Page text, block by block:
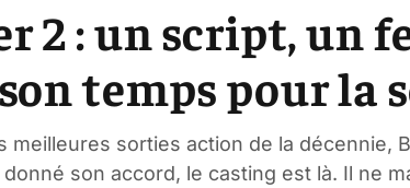
2 : un script, un
temps pour la
meilleures sorties action de la décennie,
son accord, le casting est là. Il ne